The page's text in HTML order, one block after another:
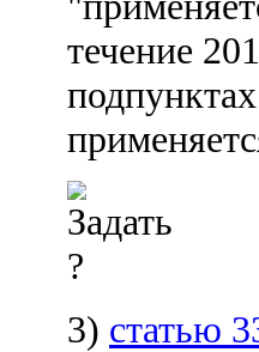
течение
3) статью